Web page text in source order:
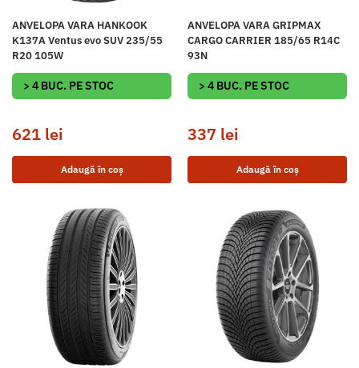
ANVELOPA VARA HANKOOK
K137A Ventus evo SUV 235/55
R20 105W
> 4 BUC. PE STOC
621 lei
Adaugă în coș
ANVELOPA VARA GRIPMAX
CARGO CARRIER 185/65 R14C
93N
> 4 BUC. PE STOC
337 lei
Adaugă în coș